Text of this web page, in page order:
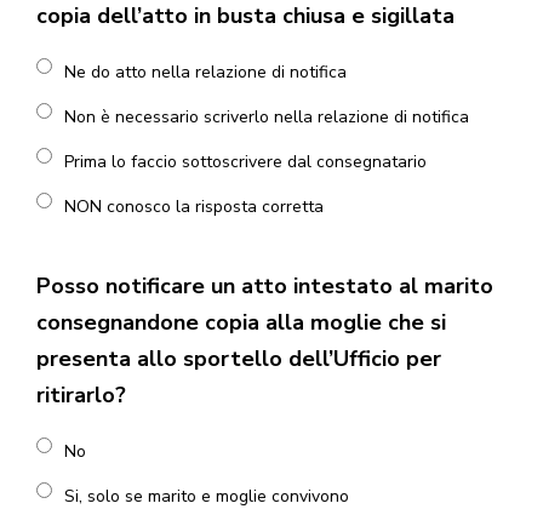
copia dell’atto in busta chiusa e sigillata
Ne do atto nella relazione di notifica
Non è necessario scriverlo nella relazione di notifica
Prima lo faccio sottoscrivere dal consegnatario
NON conosco la risposta corretta
Posso notificare un atto intestato al marito
consegnandone copia alla moglie che si
presenta allo sportello dell’Ufficio per
ritirarlo?
No
Si, solo se marito e moglie convivono